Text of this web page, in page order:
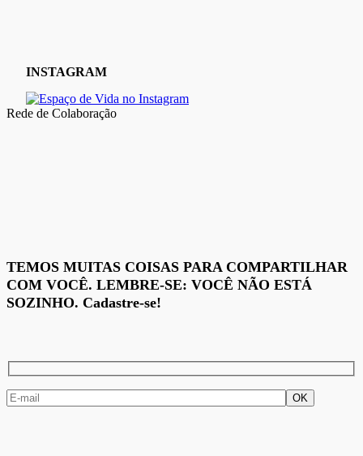
INSTAGRAM
Rede de Colaboração
TEMOS MUITAS COISAS PARA COMPARTILHAR
COM VOCÊ. LEMBRE-SE: VOCÊ NÃO ESTÁ
SOZINHO. Cadastre-se!